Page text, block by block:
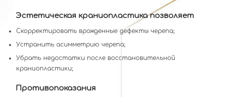
Эстетическая краниопластика позволяет
Скорректировать врожденные дефекты черепа;
Устранить асимметрию черепа;
Убрать недостатки после восстановительной
краниопластики;
Противопоказания